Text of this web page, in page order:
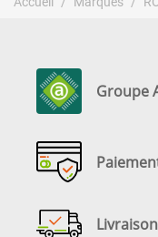
Groupe